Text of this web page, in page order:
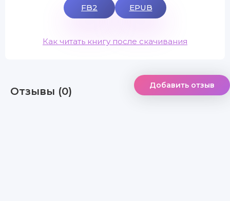
FB2 EPUB
Как читать книгу после скачивания
Отзывы (0) Добавить отзыв